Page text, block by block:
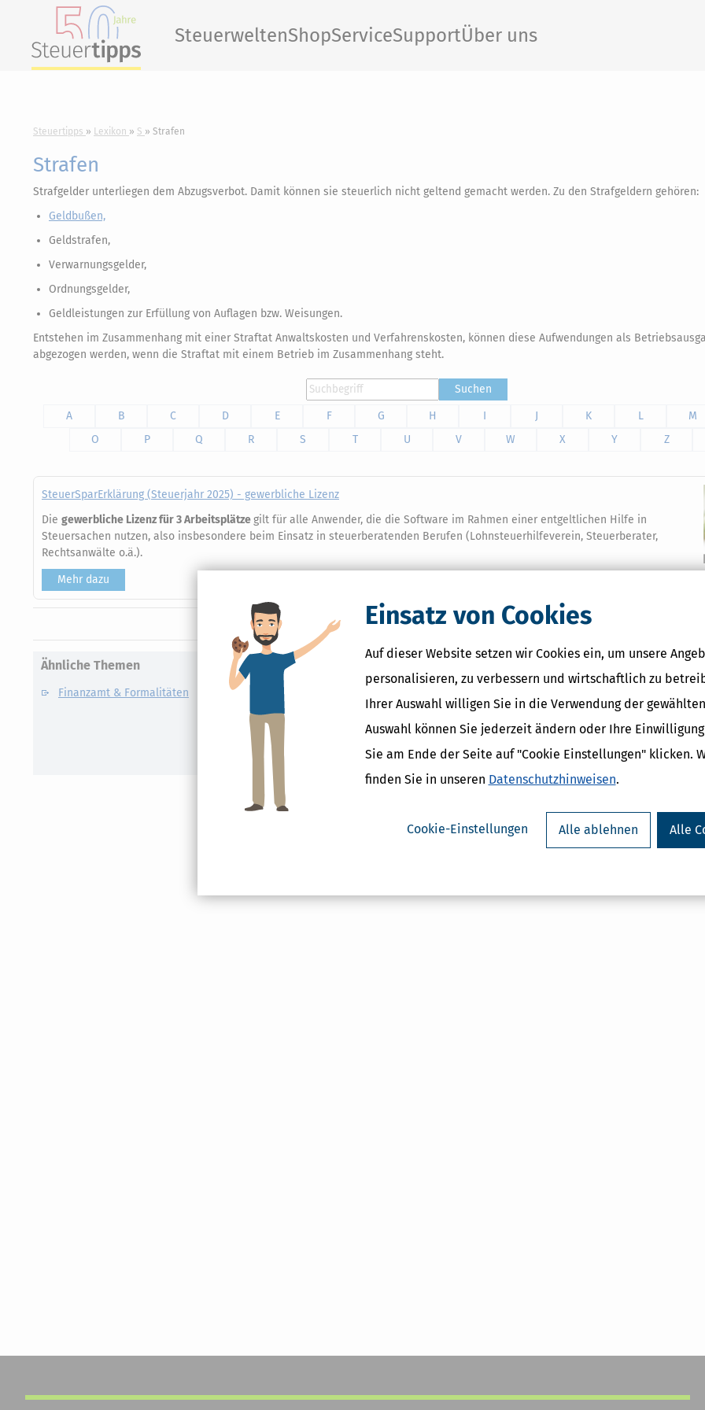
Einsatz von Cookies
Auf dieser Website setzen wir Cookies ein, um unsere
personalisieren, zu verbessern und wirtschaftlich zu
Ihrer Auswahl willigen Sie in die Verwendung der
Auswahl können Sie jederzeit ändern oder Ihre
Sie am Ende der Seite auf "Cookie Einstellungen" klicken.
finden Sie in unseren Datenschutzhinweisen.
Cookie-Einstellungen Alle ablehnen Alle
SteuerweltenShopServiceSupportÜber uns
Steuertipps Lexikon S Strafen
Strafen
Strafgelder unterliegen dem Abzugsverbot. Damit können sie steuerlich nicht geltend gemacht werden. Zu den Strafgeldern gehören:
Geldbußen,
Geldstrafen,
Verwarnungsgelder,
Ordnungsgelder,
Geldleistungen zur Erfüllung von Auflagen bzw. Weisungen.
Entstehen im Zusammenhang mit einer Straftat Anwaltskosten und Verfahrenskosten, können diese Aufwendungen als
abgezogen werden, wenn die Straftat mit einem Betrieb im Zusammenhang steht.
Suchen
A
B C D E F G H I J K L M
O
P Q R S T U V W X Y Z
SteuerSparErklärung (Steuerjahr 2025) - gewerbliche Lizenz
Die gewerbliche Lizenz für 3 Arbeitsplätzegilt für alle Anwender, die die Software im Rahmen einer entgeltlichen Hilfe in
Steuersachen nutzen, also insbesondere beim Einsatz in steuerberatenden Berufen (Lohnsteuerhilfeverein, Steuerberater,
Rechtsanwälte o.ä.).
Mehr dazu
Ähnliche Themen
Finanzamt & Formalitäten
Verwandte Begriffe
Vollstreckungskosten
Geldstrafe
Zwangsgeld